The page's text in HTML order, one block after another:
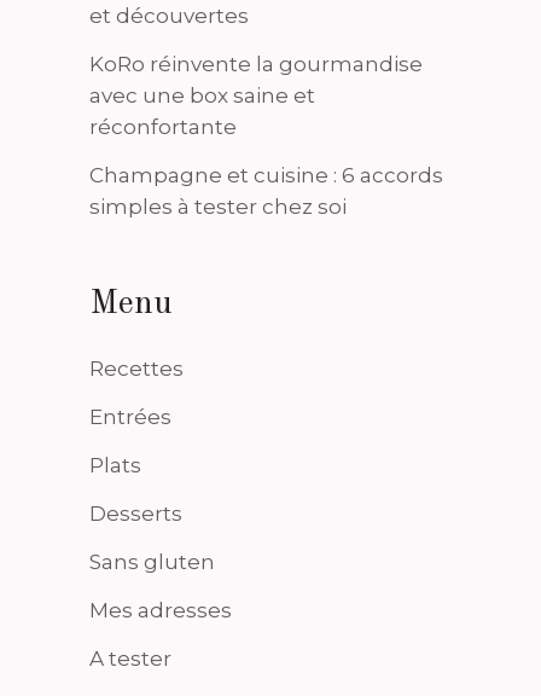
et découvertes
KoRo réinvente la gourmandise
avec une box saine et
réconfortante
Champagne et cuisine : 6 accords
simples à tester chez soi
Menu
Recettes
Entrées
Plats
Desserts
Sans gluten
Mes adresses
A tester